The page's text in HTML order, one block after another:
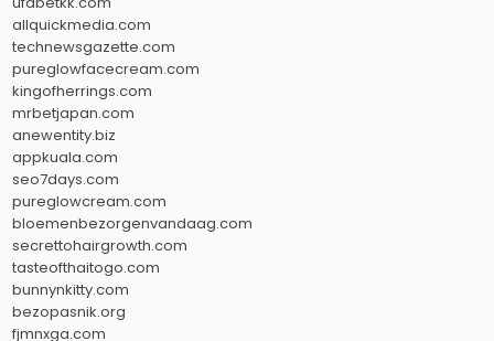
allquickmedia.com
technewsgazette.com
pureglowfacecream.com
kingofherrings.com
mrbetjapan.com
anewentity.biz
appkuala.com
seo7days.com
pureglowcream.com
bloemenbezorgenvandaag.com
secrettohairgrowth.com
tasteofthaitogo.com
bunnynkitty.com
bezopasnik.org
fjmnxga.com